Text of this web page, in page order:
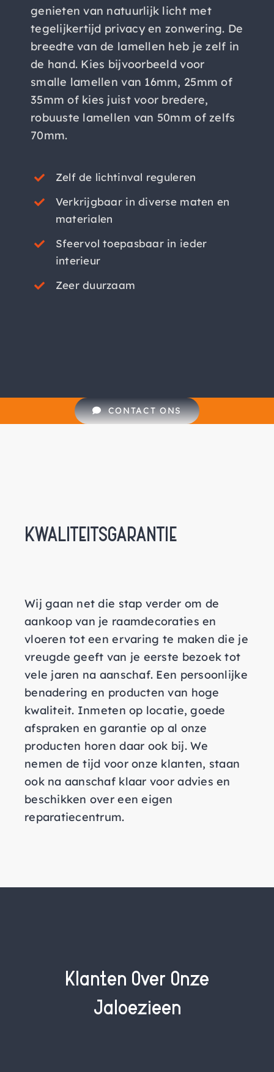
genieten van natuurlijk licht met
tegelijkertijd privacy en zonwering. De
breedte van de lamellen heb je zelf in
de hand. Kies bijvoorbeeld voor
smalle lamellen van 16mm, 25mm of
35mm of kies juist voor bredere,
robuuste lamellen van 50mm of zelfs
70mm.
Zelf de lichtinval reguleren
Verkrijgbaar in diverse maten en
materialen
Sfeervol toepasbaar in ieder
interieur
Zeer duurzaam
CONTACT ONS
KWALITEITSGARANTIE
Wij gaan net die stap verder om de
aankoop van je raamdecoraties en
vloeren tot een ervaring te maken die je
vreugde geeft van je eerste bezoek tot
vele jaren na aanschaf. Een persoonlijke
benadering en producten van hoge
kwaliteit. Inmeten op locatie, goede
afspraken en garantie op al onze
producten horen daar ook bij. We
nemen de tijd voor onze klanten, staan
ook na aanschaf klaar voor advies en
beschikken over een eigen
reparatiecentrum.
Klanten Over Onze
Jaloezieën